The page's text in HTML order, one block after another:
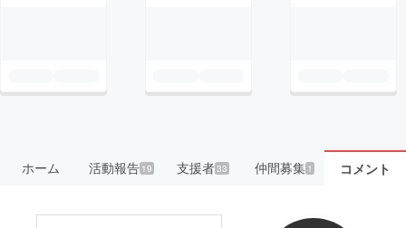
ホーム 活動報告19 支援者33 仲間募集 1 コメント